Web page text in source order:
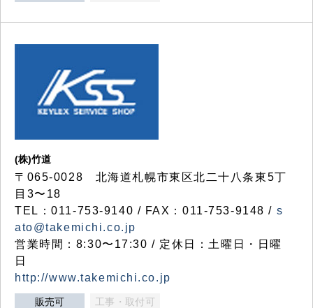
(株)竹道
〒065-0028 北海道札幌市東区北二十八条東5丁
目3〜18
TEL：011-753-9140 / FAX：011-753-9148 / s
ato@takemichi.co.jp
営業時間：8:30〜17:30 / 定休日：土曜日・日曜
日
http://www.takemichi.co.jp
販売可 工事・取付可